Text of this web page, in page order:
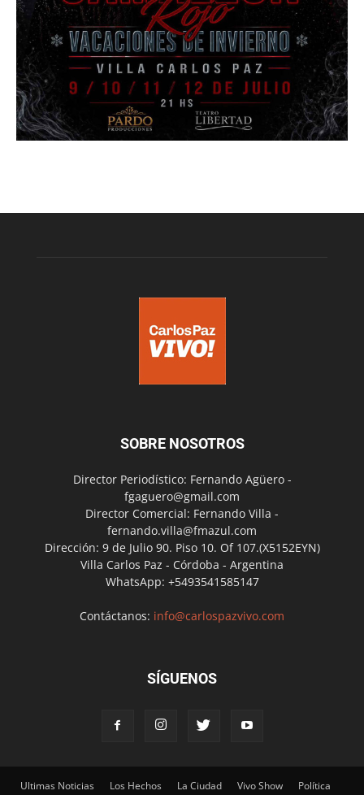
SOBRE NOSOTROS
Director Periodístico: Fernando Agüero -
fgaguero@gmail.com
Director Comercial: Fernando Villa -
fernando.villa@fmazul.com
Dirección: 9 de Julio 90. Piso 10. Of 107.(X5152EYN)
Villa Carlos Paz - Córdoba - Argentina
WhatsApp: +5493541585147
Contáctanos: info@carlospazvivo.com
SÍGUENOS
Ultimas Noticias Los Hechos La Ciudad Vivo Show Política